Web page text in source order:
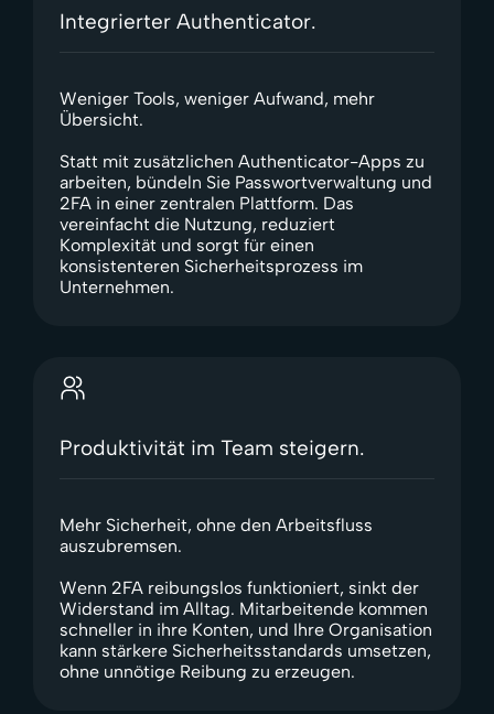
Integrierter Authenticator.
Weniger Tools, weniger Aufwand, mehr
Übersicht.
Statt mit zusätzlichen Authenticator-Apps zu
arbeiten, bündeln Sie Passwortverwaltung und
2FA in einer zentralen Plattform. Das
vereinfacht die Nutzung, reduziert
Komplexität und sorgt für einen
konsistenteren Sicherheitsprozess im
Unternehmen.
Produktivität im Team steigern.
Mehr Sicherheit, ohne den Arbeitsfluss
auszubremsen.
Wenn 2FA reibungslos funktioniert, sinkt der
Widerstand im Alltag. Mitarbeitende kommen
schneller in ihre Konten, und Ihre Organisation
kann stärkere Sicherheitsstandards umsetzen,
ohne unnötige Reibung zu erzeugen.